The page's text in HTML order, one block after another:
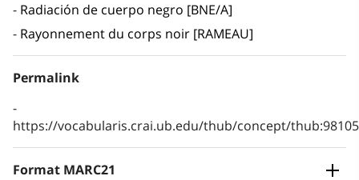
Radiación de cuerpo negro [BNE/A]
Rayonnement du corps noir [RAMEAU]
Permalink
https://vocabularis.crai.ub.edu/thub/concept/
Format MARC21